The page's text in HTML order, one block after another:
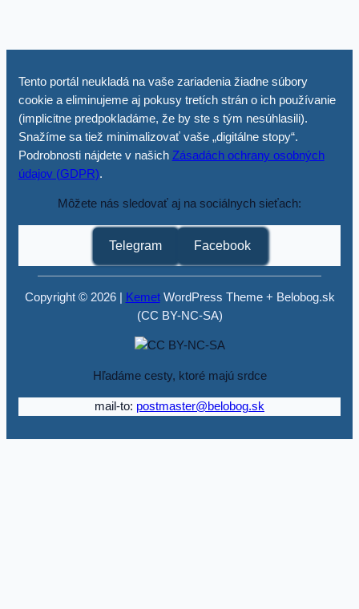
Tento portál neukladá na vaše zariadenia žiadne súbory
cookie a eliminujeme aj pokusy tretích strán o ich používanie
(implicitne predpokladáme, že by ste s tým nesúhlasili).
Snažíme sa tiež minimalizovať vaše „digitálne stopy“.
Podrobnosti nájdete v našich Zásadách ochrany osobných
údajov (GDPR).
Môžete nás sledovať aj na sociálnych sieťach:
Telegram Facebook
Copyright © 2026 | KemetWordPress Theme + Belobog.sk
(CC BY-NC-SA)
Hľadáme cesty, ktoré majú srdce
mail-to: postmaster@belobog.sk